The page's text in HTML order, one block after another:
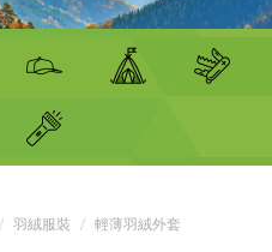
羽絨服裝 輕薄羽絨外套